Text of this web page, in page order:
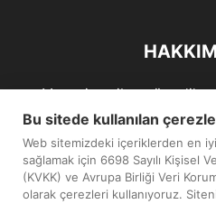
Maramiro; siber güvenlik
alanlarıın sağlıklı
ilgili güncel haber ve
haber
İletişim:
Bu sitede kullanılan
Web sitemizdeki içeriklerden en iyi
sağlamak için 6698 Sayılı Kişisel
(KVKK) ve Avrupa Birliği Veri
olarak çerezleri kullanıyoruz.